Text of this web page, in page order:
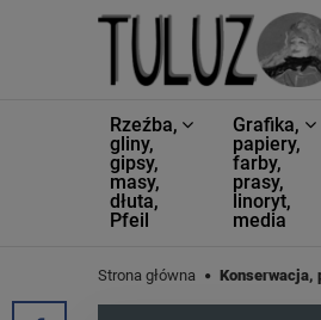
Rzeźba,
gliny,
gipsy,
masy,
dłuta,
Pfeil
Grafika,
papiery,
farby,
prasy,
linoryt,
media
Strona główna Konserwacja,